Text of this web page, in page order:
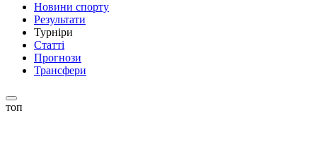
Новини спорту
Результати
Турніри
Статті
Прогнози
Трансфери
топ